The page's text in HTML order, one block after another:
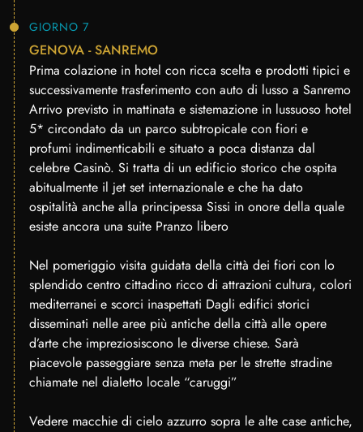
GIORNO 7
GENOVA - SANREMO
Prima colazione in hotel con ricca scelta e prodotti tipici e
successivamente trasferimento con auto di lusso a Sanremo
Arrivo previsto in mattinata e sistemazione in lussuoso hotel
5* circondato da un parco subtropicale con fiori e
profumi indimenticabili e situato a poca distanza dal
celebre Casinò. Si tratta di un edificio storico che ospita
abitualmente il jet set internazionale e che ha dato
ospitalità anche alla principessa Sissi in onore della quale
esiste ancora una suite Pranzo libero
Nel pomeriggio visita guidata della città dei fiori con lo
splendido centro cittadino ricco di attrazioni cultura, colori
mediterranei e scorci inaspettati Dagli edifici storici
disseminati nelle aree più antiche della città alle opere
d’arte che impreziosiscono le diverse chiese. Sarà
piacevole passeggiare senza meta per le strette stradine
chiamate nel dialetto locale “caruggi”
Vedere macchie di cielo azzurro sopra le alte case antiche,